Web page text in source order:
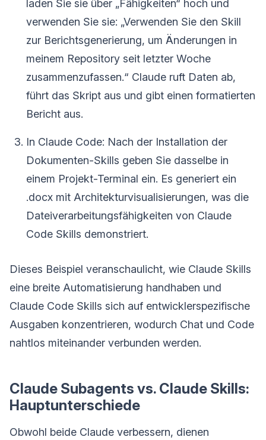
laden Sie sie über „Fähigkeiten“ hoch und
verwenden Sie sie: „Verwenden Sie den Skill
zur Berichtsgenerierung, um Änderungen in
meinem Repository seit letzter Woche
zusammenzufassen.“ Claude ruft Daten ab,
führt das Skript aus und gibt einen formatierten
Bericht aus.
In Claude Code: Nach der Installation der
Dokumenten-Skills geben Sie dasselbe in
einem Projekt-Terminal ein. Es generiert ein
.docx mit Architekturvisualisierungen, was die
Dateiverarbeitungsfähigkeiten von Claude
Code Skills demonstriert.
Dieses Beispiel veranschaulicht, wie Claude Skills
eine breite Automatisierung handhaben und
Claude Code Skills sich auf entwicklerspezifische
Ausgaben konzentrieren, wodurch Chat und Code
nahtlos miteinander verbunden werden.
Claude Subagents vs. Claude Skills:
Hauptunterschiede
Obwohl beide Claude verbessern, dienen